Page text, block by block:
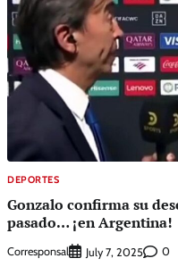
DEPORTES
Gonzalo confirma su
pasado… ¡en Argentina!
Corresponsal July 7, 2025 0